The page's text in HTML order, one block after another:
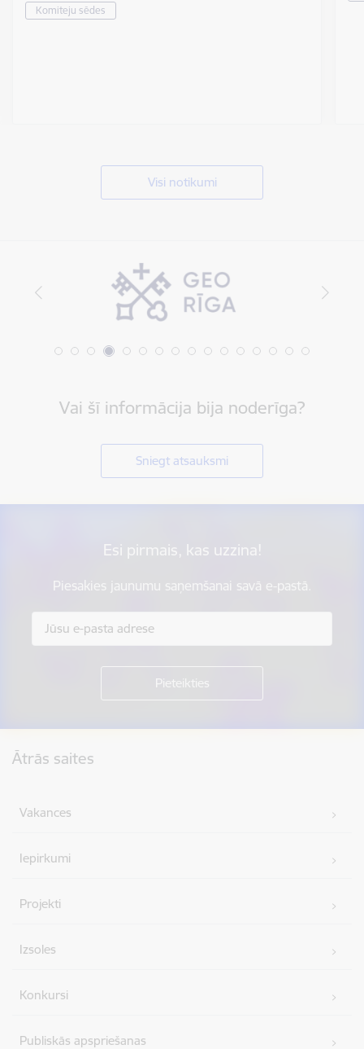
Komiteju sēdes
Visi notikumi
Vai šī informācija bija noderīga?
Sniegt atsauksmi
Esi pirmais, kas uzzina!
Piesakies jaunumu saņemšanai savā e-pastā.
Ātrās saites
Vakances
Iepirkumi
Projekti
Izsoles
Konkursi
Publiskās apspriešanas